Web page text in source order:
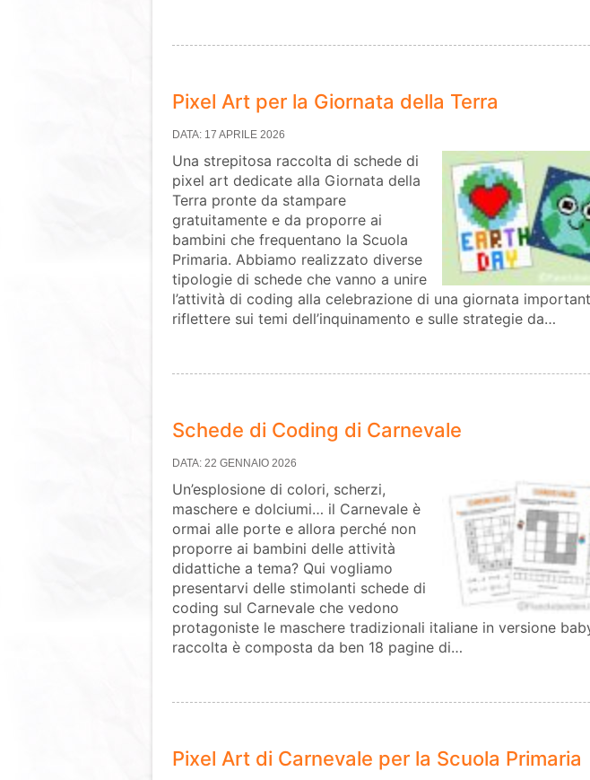
Pixel Art per la Giornata della Terra
DATA: 17 APRILE 2026
Una strepitosa raccolta di schede di
pixel art dedicate alla Giornata della
Terra pronte da stampare
gratuitamente e da proporre ai
bambini che frequentano la Scuola
Primaria. Abbiamo realizzato diverse
tipologie di schede che vanno a unire
l’attività di coding alla celebrazione di una giornata
riflettere sui temi dell’inquinamento e sulle strategie da…
Schede di Coding di Carnevale
DATA: 22 GENNAIO 2026
Un’esplosione di colori, scherzi,
maschere e dolciumi… il Carnevale è
ormai alle porte e allora perché non
proporre ai bambini delle attività
didattiche a tema? Qui vogliamo
presentarvi delle stimolanti schede di
coding sul Carnevale che vedono
protagoniste le maschere tradizionali italiane in versione
raccolta è composta da ben 18 pagine di…
Pixel Art di Carnevale per la Scuola Primaria